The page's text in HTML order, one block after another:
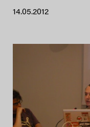
14.05.2012